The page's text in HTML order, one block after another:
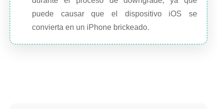
puede causar que el dispositivo iOS se
convierta en un iPhone brickeado.